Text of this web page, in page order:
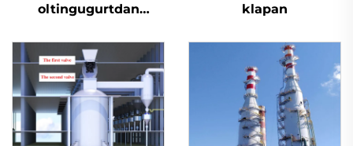
oltingugurtdan
klapan